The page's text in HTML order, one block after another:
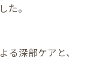
た。
る深部ケアと、